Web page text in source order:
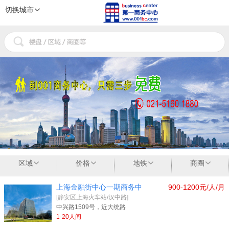
切换城市
区域 价格 地铁 商圈
900-1200元/人/月
上海金融街中心一期商务中
[静安区上海火车站/汉中路]
中兴路1509号，近大统路
1-20人间